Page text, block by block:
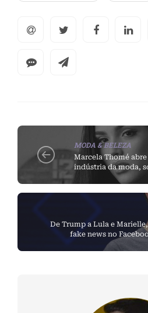
MODA & BELEZA
Marcela Thomé
indústria da moda,
De Trump a Lula e
fake news no